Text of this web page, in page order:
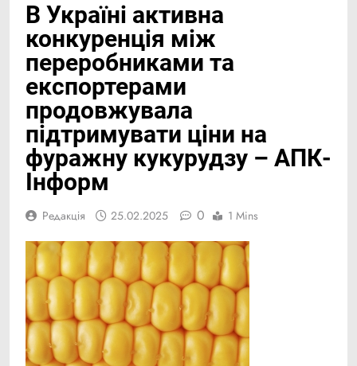
В Україні активна
конкуренція між
переробниками та
експортерами
продовжувала
підтримувати ціни на
фуражну кукурудзу – АПК-
Інформ
Редакція 25.02.2025 0 1 Mins